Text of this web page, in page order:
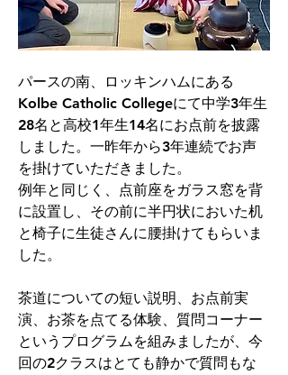
パースの南、ロッキンハムにある
Kolbe Catholic Collegeにて中学3年生
28名と高校1年生14名にお点前を披露
しました。一昨年から3年連続でお声
を掛けていただきました。
例年と同じく、点前座をガラス窓を背
に設置し、その前に半円状においた机
と椅子に生徒さんに腰掛けてもらいま
した。
茶道についての短い説明、お点前実
演、お茶を点てる体験、質問コーナー
というプログラムを組みましたが、今
回の2クラスはとても静かで質問もな